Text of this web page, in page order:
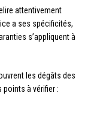
attentivement
a ses spécificités,
s’appliquent à
les dégâts des
points à vérifier :